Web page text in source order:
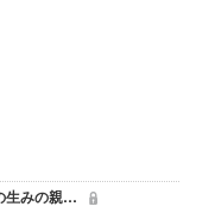
生みの親…